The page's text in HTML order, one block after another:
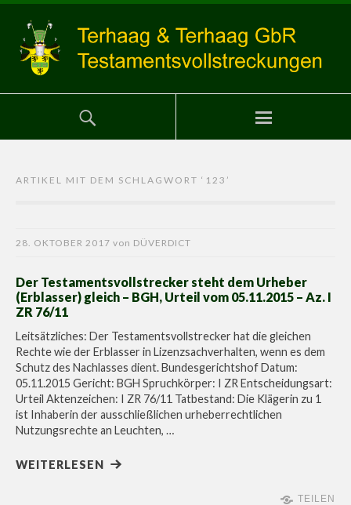
ARTIKEL MIT DEM SCHLAGWORT ‘ 123 ’
28. OKTOBER 2017 von DÜVERDICT
Der Testamentsvollstrecker steht dem Urheber
(Erblasser) gleich – BGH, Urteil vom 05.11.2015 – Az. I
ZR 76/11
Leitsätzliches: Der Testamentsvollstrecker hat die gleichen
Rechte wie der Erblasser in Lizenzsachverhalten, wenn es dem
Schutz des Nachlasses dient. Bundesgerichtshof Datum:
05.11.2015 Gericht: BGH Spruchkörper: I ZR Entscheidungsart:
Urteil Aktenzeichen: I ZR 76/11 Tatbestand: Die Klägerin zu 1
ist Inhaberin der ausschließlichen urheberrechtlichen
Nutzungsrechte an Leuchten, …
WEITERLESEN
TEILEN